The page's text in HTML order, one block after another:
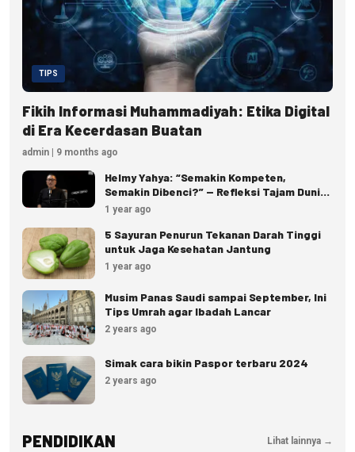
TIPS
Fikih Informasi Muhammadiyah: Etika Digital
di Era Kecerdasan Buatan
admin | 9 months ago
Helmy Yahya: “Semakin Kompeten,
Semakin Dibenci?” — Refleksi Tajam Dunia
Kerja dan Ketokohan
1 year ago
5 Sayuran Penurun Tekanan Darah Tinggi
untuk Jaga Kesehatan Jantung
1 year ago
Musim Panas Saudi sampai September, Ini
Tips Umrah agar Ibadah Lancar
2 years ago
Simak cara bikin Paspor terbaru 2024
2 years ago
PENDIDIKAN Lihat lainnya →